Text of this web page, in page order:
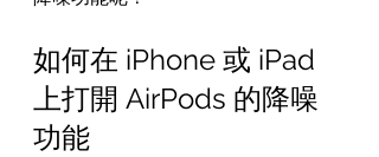
如何在 iPhone 或 iPad
上打開 AirPods 的降噪
功能